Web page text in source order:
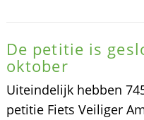
De petitie is
oktober
Uiteindelijk hebben
petitie Fiets Veiliger